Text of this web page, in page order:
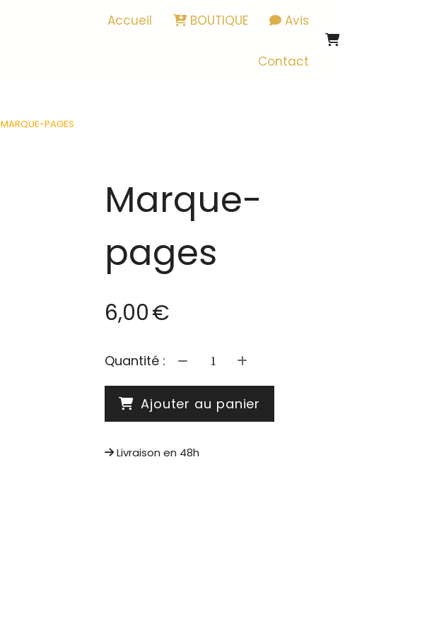
Accueil BOUTIQUE Avis
Contact
MARQUE-PAGES
Marque-
pages
6,00€
Quantité :
Ajouter au panier
Livraison en 48h